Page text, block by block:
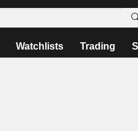
Watchlists Trading